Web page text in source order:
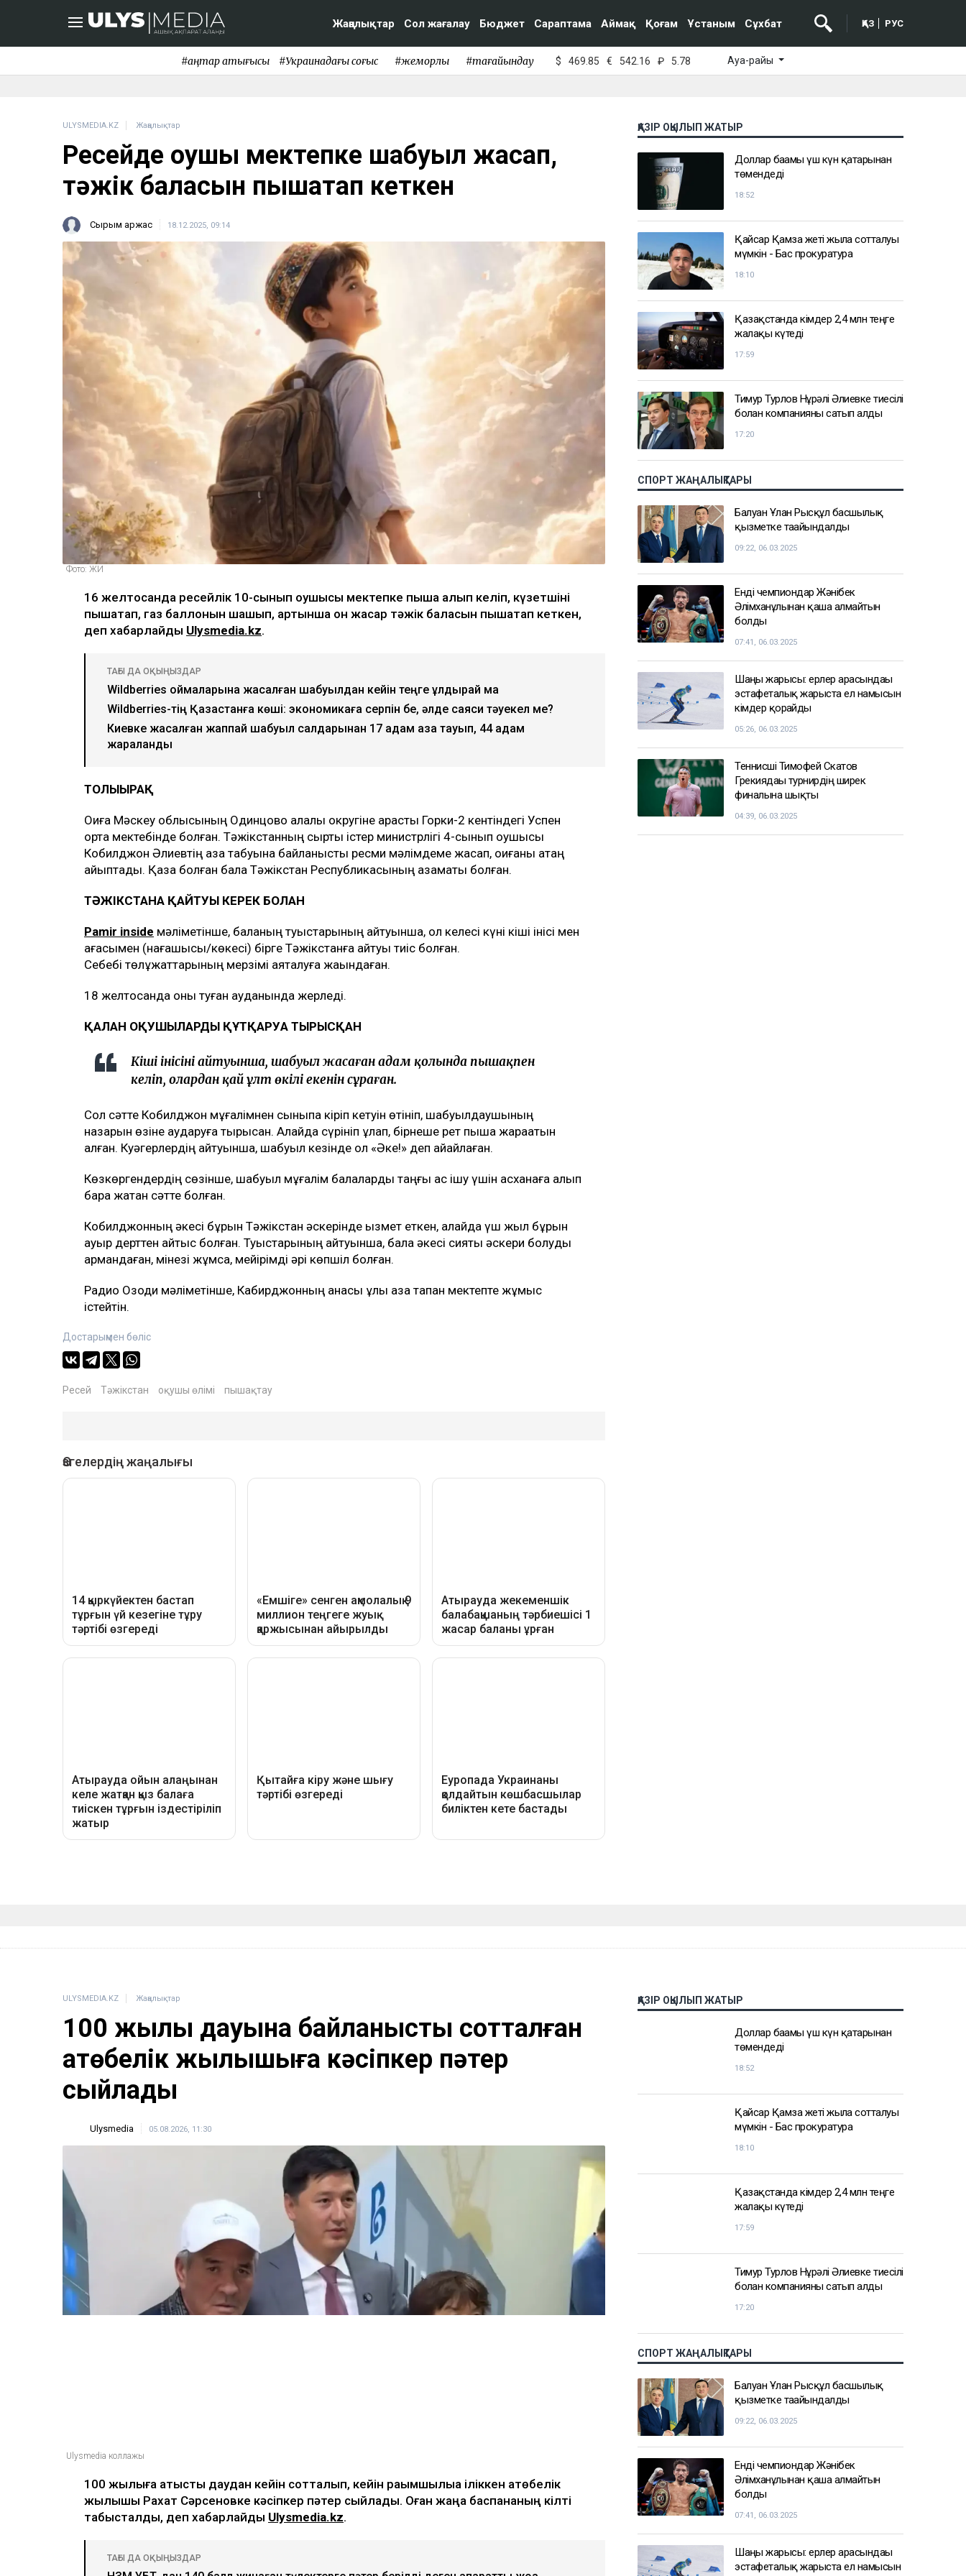
Жаңалықтар Сол жағалау Бюджет Сараптама Аймақ Қоғам Ұстаным Сұхбат ҚАЗ РУС
#қаңтар қақтығысы #Украинадағы соғыс #жемқорлық #тағайындау $ 469.85 € 542.16 ₽ 5.78 Ауа-райы
ULYSMEDIA.KZ Жаңалықтар
Ресейде оқушы мектепке шабуыл жасап,
тәжік баласын пышақтап кеткен
Сырым Қаржас 18.12.2025, 09:14
Фото: ЖИ
16 желтоқсанда ресейлік 10-сынып оқушысы мектепке пышақ алып келіп, күзетшіні
пышақтап, газ баллонын шашып, артынша он жасар тәжік баласын пышақтап кеткен,
деп хабарлайды Ulysmedia.kz.
ТАҒЫ ДА ОҚЫҢЫЗДАР
Wildberries қоймаларына жасалған шабуылдан кейін теңге құлдырай ма
Wildberries-тің Қазақстанға көші: экономикаға серпін бе, әлде саяси тәуекел ме?
Киевке жасалған жаппай шабуыл салдарынан 17 адам қаза тауып, 44 адам
жараланды
ТОЛЫҒЫРАҚ
Оқиға Мәскеу облысының Одинцово қалалық округіне қарасты Горки-2 кентіндегі Успен
орта мектебінде болған. Тәжікстанның сыртқы істер министрлігі 4-сынып оқушысы
Кобилджон Әлиевтің қаза табуына байланысты ресми мәлімдеме жасап, оқиғаны қатаң
айыптады. Қаза болған бала Тәжікстан Республикасының азаматы болған.
ТӘЖІКСТАНҒА ҚАЙТУЫ КЕРЕК БОЛҒАН
Pamir inside мәліметінше, баланың туыстарының айтуынша, ол келесі күні кіші інісі мен
ағасымен (нағашысы/көкеcі) бірге Тәжікстанға қайтуы тиіс болған.
Себебі төлқұжаттарының мерзімі аяқталуға жақындаған.
18 желтоқсанда оны туған ауданында жерледі.
ҚАЛҒАН ОҚУШЫЛАРДЫ ҚҰТҚАРУҒА ТЫРЫСҚАН
Кіші інісінің айтуынша, шабуыл жасаған адам қолында пышақпен
келіп, олардан қай ұлт өкілі екенін сұраған.
Сол сәтте Кобилджон мұғалімнен сыныпқа кіріп кетуін өтініп, шабуылдаушының
назарын өзіне аударуға тырысқан. Алайда сүрініп құлап, бірнеше рет пышақ жарақатын
алған. Куәгерлердің айтуынша, шабуыл кезінде ол «Әке!» деп айқайлаған.
Көзкөргендердің сөзінше, шабуыл мұғалім балаларды таңғы ас ішу үшін асханаға алып
бара жатқан сәтте болған.
Кобилджонның әкесі бұрын Тәжікстан әскерінде қызмет еткен, алайда үш жыл бұрын
ауыр дерттен қайтыс болған. Туыстарының айтуынша, бала әкесі сияқты әскери болуды
армандаған, мінезі жұмсақ, мейірімді әрі көпшіл болған.
Радио Озоди мәліметінше, Кабирджонның анасы ұлы қаза тапқан мектепте жұмыс
істейтін.
Достарыңмен бөліс
Ресей Тәжікстан оқушы өлімі пышақтау
ҚАЗІР ОҚЫЛЫП ЖАТЫР
Доллар бағамы үш күн қатарынан
төмендеді
18:52
Қайсар Қамза жеті жылға сотталуы
мүмкін - Бас прокуратура
18:10
Қазақстанда кімдер 2,4 млн теңге
жалақы күтеді
17:59
Тимур Турлов Нұрәлі Әлиевке тиесілі
болған компанияны сатып алды
17:20
СПОРТ ЖАҢАЛЫҚТАРЫ
Балуан Ұлан Рысқұл басшылық
қызметке тағайындалды
09:22, 06.03.2025
Енді чемпиондар Жәнібек
Әлімханұлынан қаша алмайтын
болды
07:41, 06.03.2025
Шаңғы жарысы: ерлер арасындағы
эстафеталық жарыста ел намысын
кімдер қорғайды
05:26, 06.03.2025
Теннисші Тимофей Скатов
Грекиядағы турнирдің ширек
финалына шықты
04:39, 06.03.2025
ULYSMEDIA.KZ Жаңалықтар
100 жылқы дауына байланысты сотталған
ақтөбелік жылқышыға кәсіпкер пәтер
сыйлады
Ulysmedia 05.08.2026, 11:30
Ulysmedia коллажы
100 жылқыға қатысты даудан кейін сотталып, кейін рақымшылыққа іліккен ақтөбелік
жылқышы Рахат Сәрсеновке кәсіпкер пәтер сыйлады. Оған жаңа баспананың кілті
табысталды, деп хабарлайды Ulysmedia.kz.
ТАҒЫ ДА ОҚЫҢЫЗДАР
ҚАЗІР ОҚЫЛЫП ЖАТЫР
Доллар бағамы үш күн қатарынан
төмендеді
18:52
Қайсар Қамза жеті жылға сотталуы
мүмкін - Бас прокуратура
18:10
Қазақстанда кімдер 2,4 млн теңге
жалақы күтеді
17:59
Тимур Турлов Нұрәлі Әлиевке тиесілі
болған компанияны сатып алды
17:20
СПОРТ ЖАҢАЛЫҚТАРЫ
Балуан Ұлан Рысқұл басшылық
қызметке тағайындалды
09:22, 06.03.2025
Енді чемпиондар Жәнібек
Әлімханұлынан қаша алмайтын
болды
07:41, 06.03.2025
Шаңғы жарысы: ерлер арасындағы
эстафеталық жарыста ел намысын